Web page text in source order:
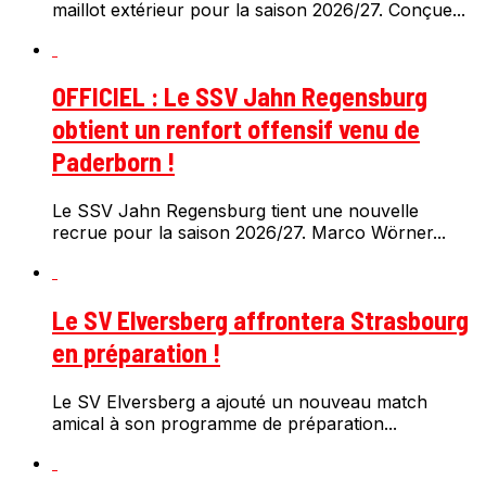
maillot extérieur pour la saison 2026/27. Conçue...
OFFICIEL : Le SSV Jahn Regensburg
obtient un renfort offensif venu de
Paderborn !
Le SSV Jahn Regensburg tient une nouvelle
recrue pour la saison 2026/27. Marco Wörner...
Le SV Elversberg affrontera Strasbourg
en préparation !
Le SV Elversberg a ajouté un nouveau match
amical à son programme de préparation...